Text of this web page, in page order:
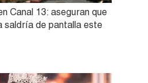
Canal 13: aseguran que
saldría de pantalla este